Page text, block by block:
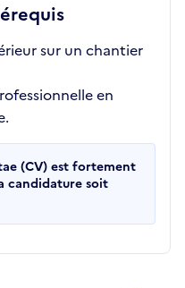
sur un chantier
en
(CV) est fortement
candidature soit